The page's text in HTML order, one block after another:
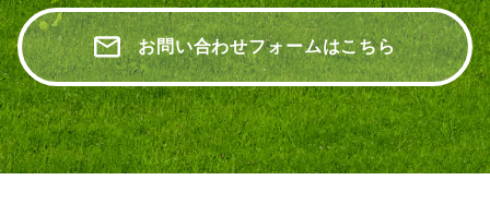
お問い合わせフォームはこちら